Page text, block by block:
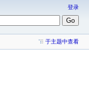
登录
于主题中查看